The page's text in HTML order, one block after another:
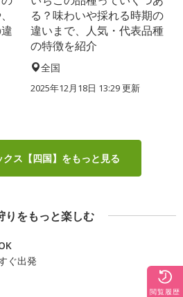
る？味わいや採れる時期の
違いまで、人気・代表品種
の特徴を紹介
全国
2025年12月18日 13:29 更新
クス【四国】をもっと見る
りをもっと楽しむ
ぐ出発
閲覧履歴